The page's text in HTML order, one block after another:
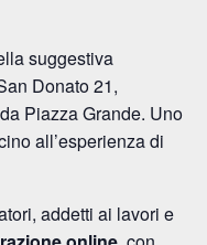
suggestiva
Donato 21,
Piazza Grande. Uno
all’esperienza di
addetti ai lavori e